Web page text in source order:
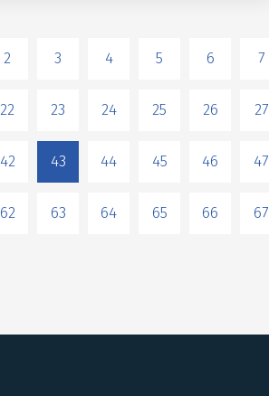
2 3 4 5 6 7
22 23 24 25 26 27
42 43 44 45 46 47
62 63 64 65 66 67